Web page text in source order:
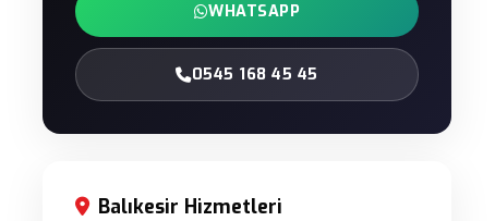
WHATSAPP
0545 168 45 45
Balıkesir Hizmetleri